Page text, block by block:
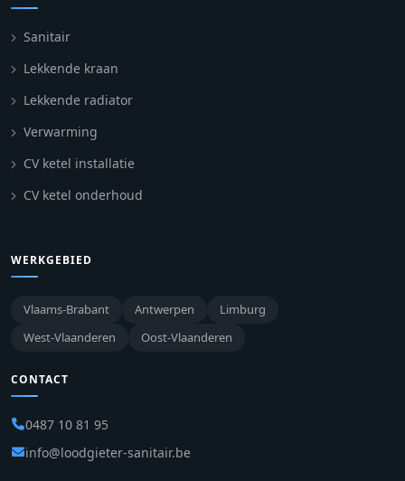
Sanitair
Lekkende kraan
Lekkende radiator
Verwarming
CV ketel installatie
CV ketel onderhoud
WERKGEBIED
Vlaams-Brabant Antwerpen
Limburg
West-Vlaanderen
Oost-Vlaanderen
CONTACT
0487 10 81 95
info@loodgieter-sanitair.be